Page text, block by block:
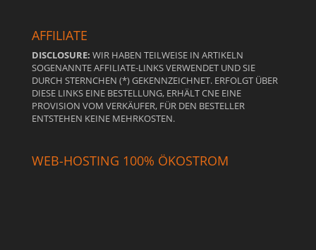
AFFILIATE
DISCLOSURE: WIR HABEN TEILWEISE IN ARTIKELN
SOGENANNTE AFFILIATE-LINKS VERWENDET UND SIE
DURCH STERNCHEN (*) GEKENNZEICHNET. ERFOLGT ÜBER
DIESE LINKS EINE BESTELLUNG, ERHÄLT CNE EINE
PROVISION VOM VERKÄUFER, FÜR DEN BESTELLER
ENTSTEHEN KEINE MEHRKOSTEN.
WEB-HOSTING 100% ÖKOSTROM